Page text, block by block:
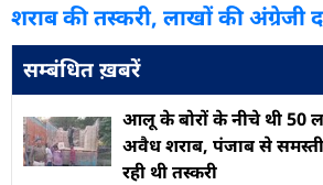
शराब की तस्करी, लाखों की अंग्रेजी
सम्बंधित ख़बरें
आलू के बोरों के नीचे थी 50
अवैध शराब, पंजाब से
रही थी तस्करी